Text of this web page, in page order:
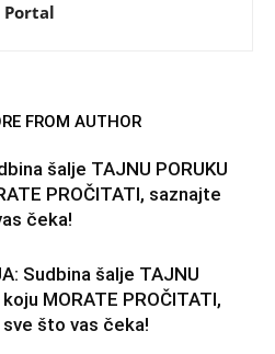
Portal
FROM AUTHOR
šalje TAJNU PORUKU
PROČITATI, saznajte
čeka!
Sudbina šalje TAJNU
koju MORATE PROČITATI,
što vas čeka!